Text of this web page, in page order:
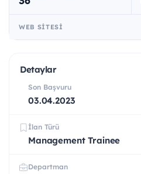
WEB SITESI
Detaylar
Son Başvuru
03.04.2023
İlan Türü
Management Trainee
Departman